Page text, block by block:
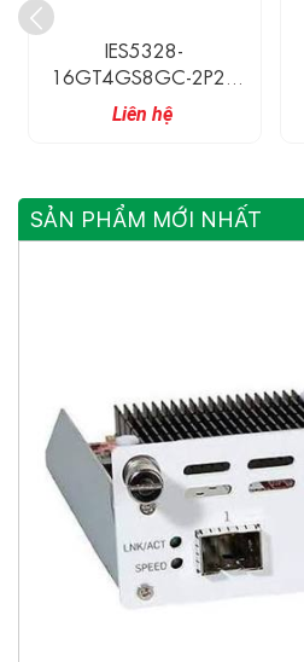
IES5328-
16GT4GS8GC-2P48
3Onedata Switch Công
Nghiệp 16 Cổng
Combo Gigabit
Liên hệ
SẢN PHẨM MỚI NHẤT